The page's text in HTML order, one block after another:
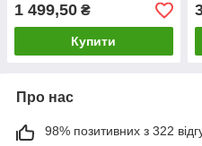
1 499,50 ₴
Купити
Про нас
98% позитивних з 322